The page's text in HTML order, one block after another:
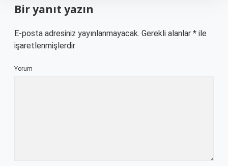
Bir yanıt yazın
E-posta adresiniz yayınlanmayacak. Gerekli alanlar * ile
işaretlenmişlerdir
Yorum